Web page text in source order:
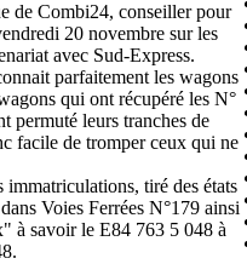
de Combi24, conseiller pour
20 novembre sur les
avec Sud-Express.
parfaitement les wagons
qui ont récupéré les N°
permuté leurs tranches de
facile de tromper ceux qui ne
tiré des états
Voies Ferrées N°179 ainsi
à savoir le E84 763 5 048 à